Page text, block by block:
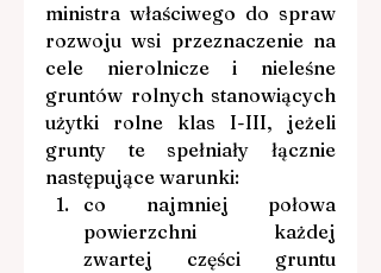
ministra właściwego do spraw
rozwoju wsi przeznaczenie na
cele nierolnicze i nieleśne
gruntów rolnych stanowiących
użytki rolne klas I-III, jeżeli
grunty te spełniały łącznie
następujące warunki:
co najmniej połowa
powierzchni każdej
zwartej części gruntu